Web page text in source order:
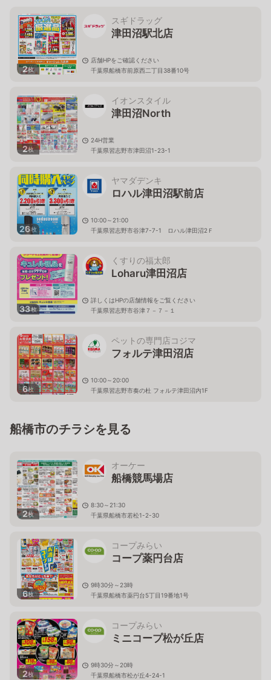
2枚
スギドラッグ
津田沼駅北店
店舗HPをご確認ください
千葉県船橋市前原西二丁目38番10号
2枚
イオンスタイル
津田沼North
24H営業
千葉県習志野市津田沼1-23-1
26枚
ヤマダデンキ
ロハル津田沼駅前店
10:00～21:00
千葉県習志野市谷津7-7-1 ロハル津田沼2Ｆ
33枚
くすりの福太郎
Loharu津田沼店
詳しくはHPの店舗情報をご覧ください
千葉県習志野市谷津７－７－１
6枚
ペットの専門店コジマ
フォルテ津田沼店
10:00～20:00
千葉県習志野市奏の杜 フォルテ津田沼内1F
船橋市のチラシを見る
2枚
オーケー
船橋競馬場店
8:30～21:30
千葉県船橋市若松1-2-30
6枚
コープみらい
コープ薬円台店
9時30分～23時
千葉県船橋市薬円台5丁目19番地1号
2枚
コープみらい
ミニコープ松が丘店
9時30分～20時
千葉県船橋市松が丘4-24-1